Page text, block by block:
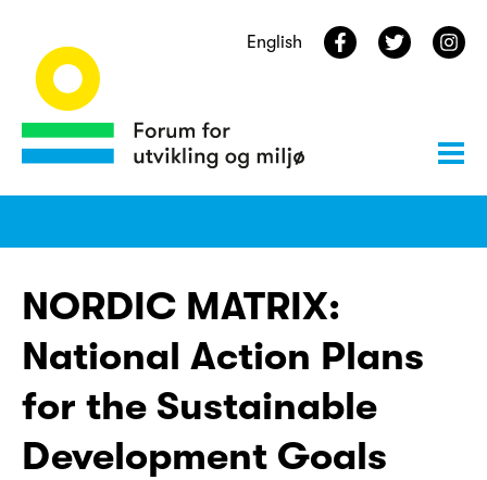
English
NORDIC MATRIX:
National Action Plans
for the Sustainable
Development Goals